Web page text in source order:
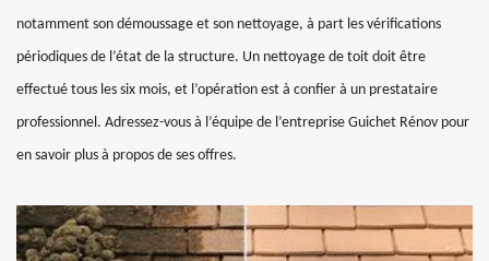
notamment son démoussage et son nettoyage, à part les vérifications
périodiques de l’état de la structure. Un nettoyage de toit doit être
effectué tous les six mois, et l’opération est à confier à un prestataire
professionnel. Adressez-vous à l’équipe de l’entreprise Guichet Rénov pour
en savoir plus à propos de ses offres.